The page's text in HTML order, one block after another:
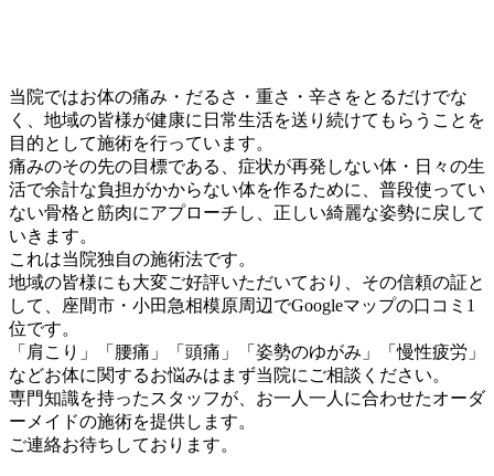
当院ではお体の痛み・だるさ・重さ・辛さをとるだけでな
く、地域の皆様が健康に日常生活を送り続けてもらうことを
目的として施術を行っています。
痛みのその先の目標である、症状が再発しない体・日々の生
活で余計な負担がかからない体を作るために、普段使ってい
ない骨格と筋肉にアプローチし、正しい綺麗な姿勢に戻して
いきます。
これは当院独自の施術法です。
地域の皆様にも大変ご好評いただいており、その信頼の証と
して、座間市・小田急相模原周辺でGoogleマップの口コミ1
位です。
「肩こり」「腰痛」「頭痛」「姿勢のゆがみ」「慢性疲労」
などお体に関するお悩みはまず当院にご相談ください。
専門知識を持ったスタッフが、お一人一人に合わせたオーダ
ーメイドの施術を提供します。
ご連絡お待ちしております。